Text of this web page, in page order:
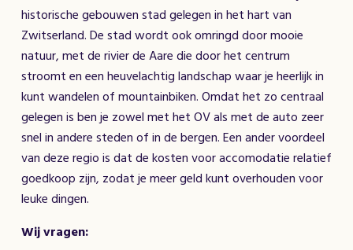
historische gebouwen stad gelegen in het hart van
Zwitserland. De stad wordt ook omringd door mooie
natuur, met de rivier de Aare die door het centrum
stroomt en een heuvelachtig landschap waar je heerlijk in
kunt wandelen of mountainbiken. Omdat het zo centraal
gelegen is ben je zowel met het OV als met de auto zeer
snel in andere steden of in de bergen. Een ander voordeel
van deze regio is dat de kosten voor accomodatie relatief
goedkoop zijn, zodat je meer geld kunt overhouden voor
leuke dingen.
Wij vragen: